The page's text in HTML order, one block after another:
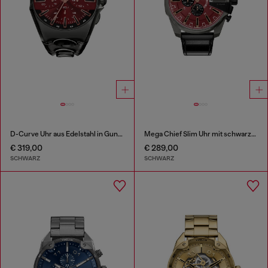
D-Curve Uhr aus Edelstahl in Gunmetal-Optik
€ 319,00
SCHWARZ
Mega Chief Slim Uhr mit schwarzem Lederarmband
€ 289,00
SCHWARZ